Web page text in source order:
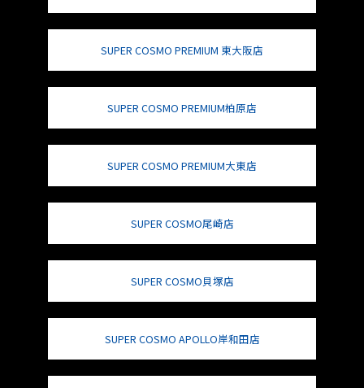
SUPER COSMO PREMIUM 東大阪店
SUPER COSMO PREMIUM柏原店
SUPER COSMO PREMIUM大東店
SUPER COSMO尾崎店
SUPER COSMO貝塚店
SUPER COSMO APOLLO岸和田店